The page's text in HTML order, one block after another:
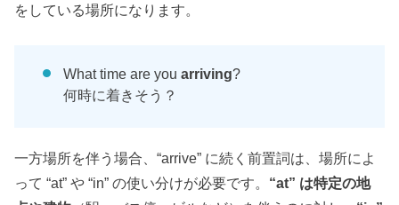
をしている場所になります。
What time are youarriving?
何時に着きそう？
一方場所を伴う場合、“arrive” に続く前置詞は、場所によ
って “at” や “in” の使い分けが必要です。 “at” は特定の地